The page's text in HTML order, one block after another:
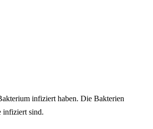
infiziert haben. Die Bakterien
infiziert sind.